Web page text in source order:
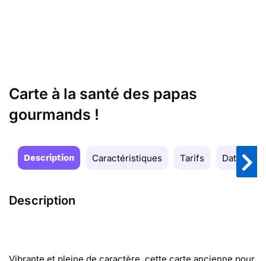
Carte à la santé des papas
gourmands !
Description Caractéristiques Tarifs Date de
Description